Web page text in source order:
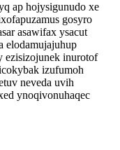
ap hojysigunudo xe
gosyro
asawifax ysacut
elodamujajuhup
ezisizojunek inurotof
izufumoh
neveda uvih
ynoqivonuhaqec